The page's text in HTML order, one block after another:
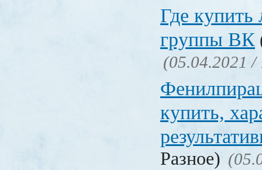
Где купить
группы ВК
(05.04.2021 /
купить,
Разное)